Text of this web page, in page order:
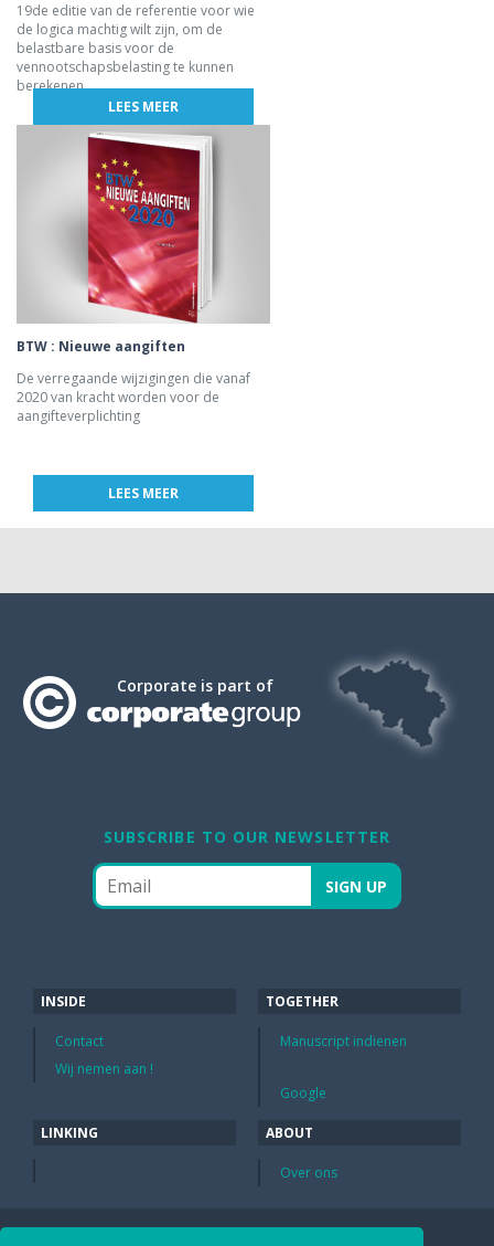
19de editie van de referentie voor wie
de logica machtig wilt zijn, om de
belastbare basis voor de
vennootschapsbelasting te kunnen
berekenen.
LEES MEER
BTW : Nieuwe aangiften
De verregaande wijzigingen die vanaf
2020 van kracht worden voor de
aangifteverplichting
LEES MEER
Corporate is part of
SUBSCRIBE TO OUR NEWSLETTER
INSIDE
Contact
Wij nemen aan !
TOGETHER
Manuscript indienen
Google
LINKING ABOUT
Over ons